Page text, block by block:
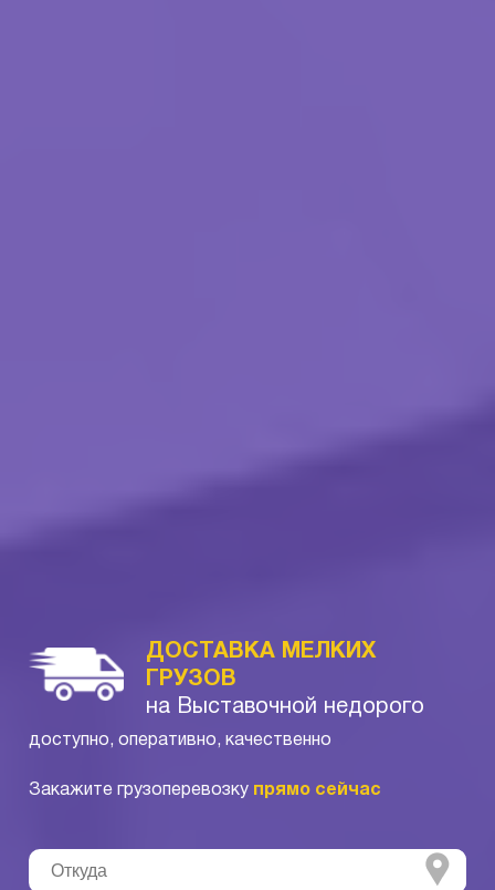
ДОСТАВКА МЕЛКИХ
ГРУЗОВ
на Выставочной недорого
доступно, оперативно, качественно
Закажите грузоперевозку прямо сейчас